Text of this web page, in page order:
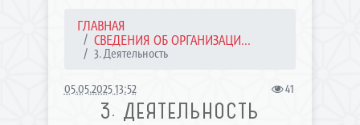
ГЛАВНАЯ
СВЕДЕНИЯ ОБ ОРГАНИЗАЦИ...
3. Деятельность
05.05.2025 13:52 41
3. ДЕЯТЕЛЬНОСТЬ